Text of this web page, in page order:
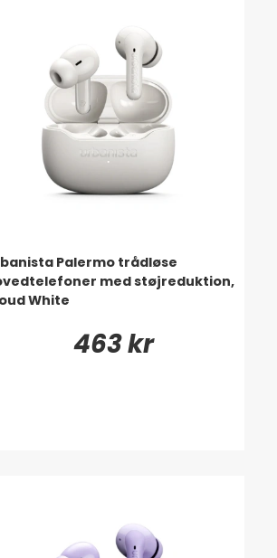
Palermo trådløse
med støjreduktion,
White
463 kr